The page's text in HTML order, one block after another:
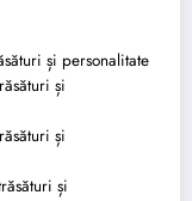
și personalitate
și
și
și